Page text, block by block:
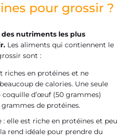
pour grossir ?
des nutriments les plus
Les aliments qui contiennent le
sont :
riches en protéines et ne
de calories. Une seule
d’œuf (50 grammes)
de protéines.
: elle est riche en protéines et peu
rend idéale pour prendre du